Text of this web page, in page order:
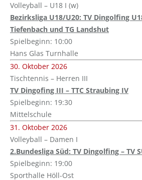
Volleyball – U18 I (w)
Bezirksliga U18/U20: TV Dingolfing
Tiefenbach und TG Landshut
Spielbeginn: 10:00
Hans Glas Turnhalle
30. Oktober 2026
Tischtennis – Herren III
TV Dingofing III – TTC Straubing IV
Spielbeginn: 19:30
Mittelschule
31. Oktober 2026
Volleyball – Damen I
2.Bundesliga Süd: TV Dingolfing – TV
Spielbeginn: 19:00
Sporthalle Höll-Ost